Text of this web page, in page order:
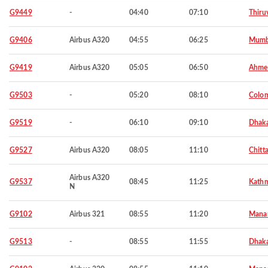
G9449 - 04:40 07:10
G9406 Airbus A320 04:55 06:25
G9419 Airbus A320 05:05 06:50
G9503 - 05:20 08:10
G9519 - 06:10 09:10
G9527 Airbus A320 08:05 11:10
G9537
Airbus A320
N
08:45 11:25
G9102 Airbus 321 08:55 11:20
G9513 - 08:55 11:55